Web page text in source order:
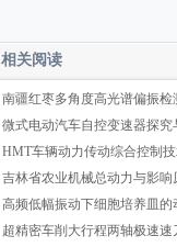
相关阅读
南疆红枣多角度高光谱偏振检
微式电动汽车自控变速器探究
HMT车辆动力传动综合控制
吉林省农业机械总动力与影响
高频低幅振动下细胞培养皿的
超精密车削大行程两轴极速速